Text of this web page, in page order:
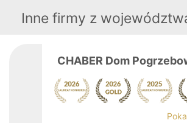
Inne firmy z
CHABER Dom